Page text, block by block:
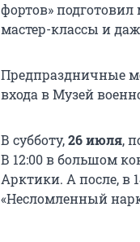
фортов»
мастер-классы и
Предпраздничные
входа в Музей
В субботу,26 июля,
В 12:00 в большом
Арктики. А после, в
«Несломленный